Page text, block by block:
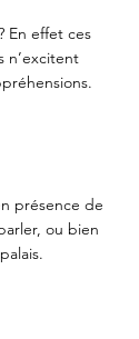
En effet ces
n’excitent
présence de
ou bien